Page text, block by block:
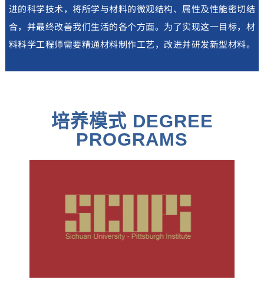
进的科学技术，将所学与材料的微观结构、属性及性能密切结
合，并最终改善我们生活的各个方面。为了实现这一目标，材
料科学工程师需要精通材料制作工艺，改进并研发新型材料。
培养模式 DEGREE
PROGRAMS